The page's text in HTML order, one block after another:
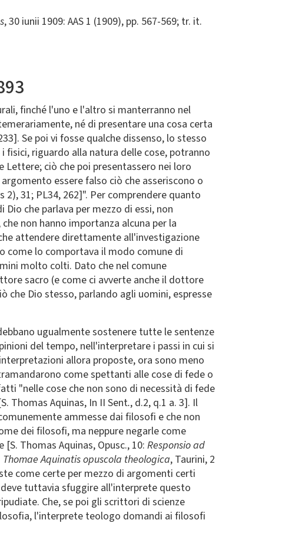
, 30 iunii 1909: AAS 1 (1909), pp. 567-569; tr. it.
finché l'uno e l'altro si manterranno nel
né di presentare una cosa certa
Se poi vi fosse qualche dissenso, lo stesso
riguardo alla natura delle cose, potranno
ciò che poi presentassero nei loro
essere falso ciò che asseriscono o
2), 31; PL34, 262]". Per comprendere quanto
che parlava per mezzo di essi, non
non hanno importanza alcuna per la
che attendere direttamente all'investigazione
come lo comportava il modo comune di
molto colti. Dato che nel comune
sacro (e come ci avverte anche il dottore
che Dio stesso, parlando agli uomini, espresse
ugualmente sostenere tutte le sentenze
del tempo, nell'interpretare i passi in cui si
allora proposte, ora sono meno
come spettanti alle cose di fede o
"nelle cose che non sono di necessità di fede
Thomas Aquinas, In II Sent., d.2, q.1 a. 3]. Il
ammesse dai filosofi e che non
dei filosofi, ma neppure negarle come
Thomas Aquinas, Opusc., 10: Responsio ad
Thomae Aquinatis opuscola theologica, Taurini, 2
come certe per mezzo di argomenti certi
tuttavia sfuggire all'interprete questo
Che, se poi gli scrittori di scienze
l'interprete teologo domandi ai filosofi